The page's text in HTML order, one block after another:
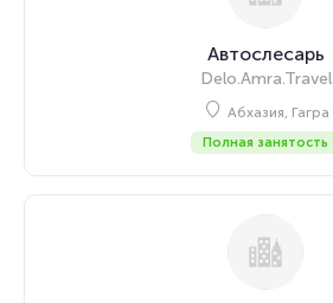
Автослесарь
Delo.Amra.Travel
Абхазия, Гагра
Полная занятость